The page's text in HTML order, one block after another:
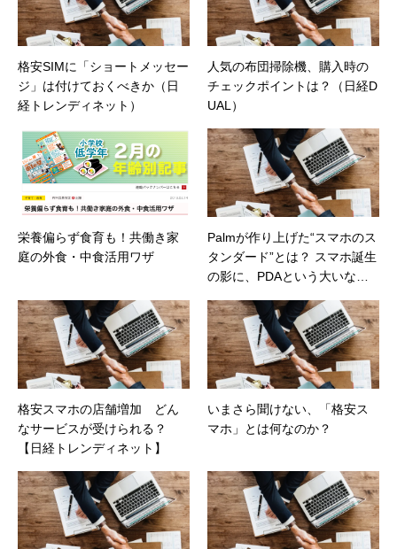
格安SIMに「ショートメッセー
ジ」は付けておくべきか（日
経トレンディネット）
人気の布団掃除機、購入時の
チェックポイントは？（日経D
UAL）
栄養偏らず食育も！共働き家
庭の外食・中食活用ワザ
Palmが作り上げた“スマホのス
タンダード”とは？ スマホ誕生
の影に、PDAという大いなる
ン）
格安スマホの店舗増加 どん
なサービスが受けられる？
【日経トレンディネット】
いまさら聞けない、「格安ス
マホ」とは何なのか？